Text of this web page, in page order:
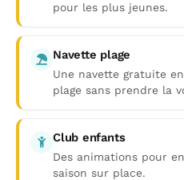
pour les plus jeunes.
Navette plage
Une navette gratuite
plage sans prendre la
Club enfants
Des animations pour
saison sur place.